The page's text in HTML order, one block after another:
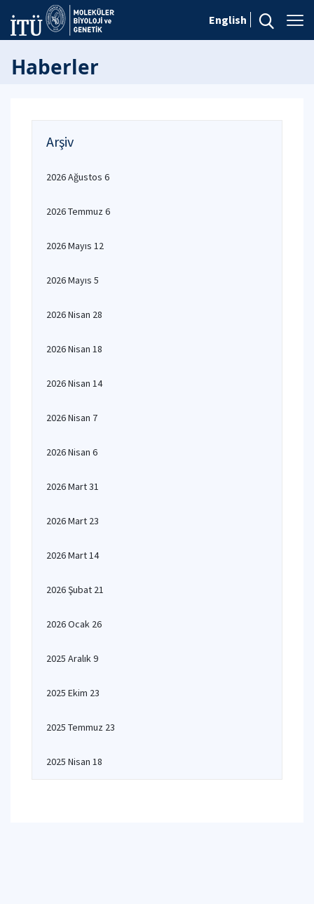
English
Haberler
Arşiv
2026 Ağustos 6
2026 Temmuz 6
2026 Mayıs 12
2026 Mayıs 5
2026 Nisan 28
2026 Nisan 18
2026 Nisan 14
2026 Nisan 7
2026 Nisan 6
2026 Mart 31
2026 Mart 23
2026 Mart 14
2026 Şubat 21
2026 Ocak 26
2025 Aralık 9
2025 Ekim 23
2025 Temmuz 23
2025 Nisan 18